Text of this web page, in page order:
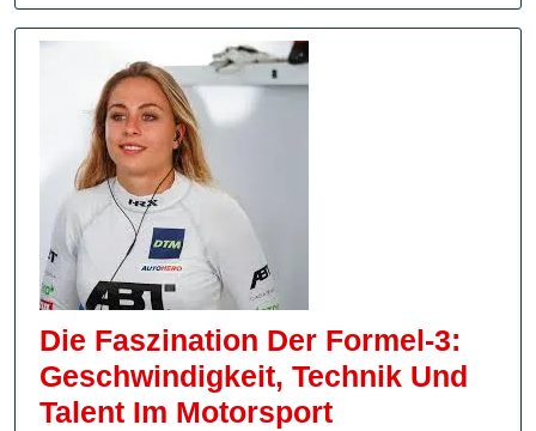
Die Faszination Der Formel-3:
Geschwindigkeit, Technik Und
Talent Im MotorsportDie